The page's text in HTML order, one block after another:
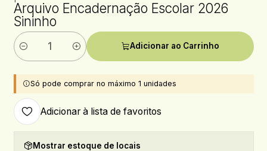
Arquivo Encadernação Escolar 2026
Sininho
Quantidade
Adicionar ao Carrinho
Só pode comprar no máximo 1 unidades
Adicionar à lista de favoritos
Mostrar estoque de locais